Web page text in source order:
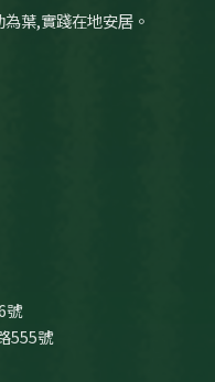
葉,實踐在地安居。
號
555號